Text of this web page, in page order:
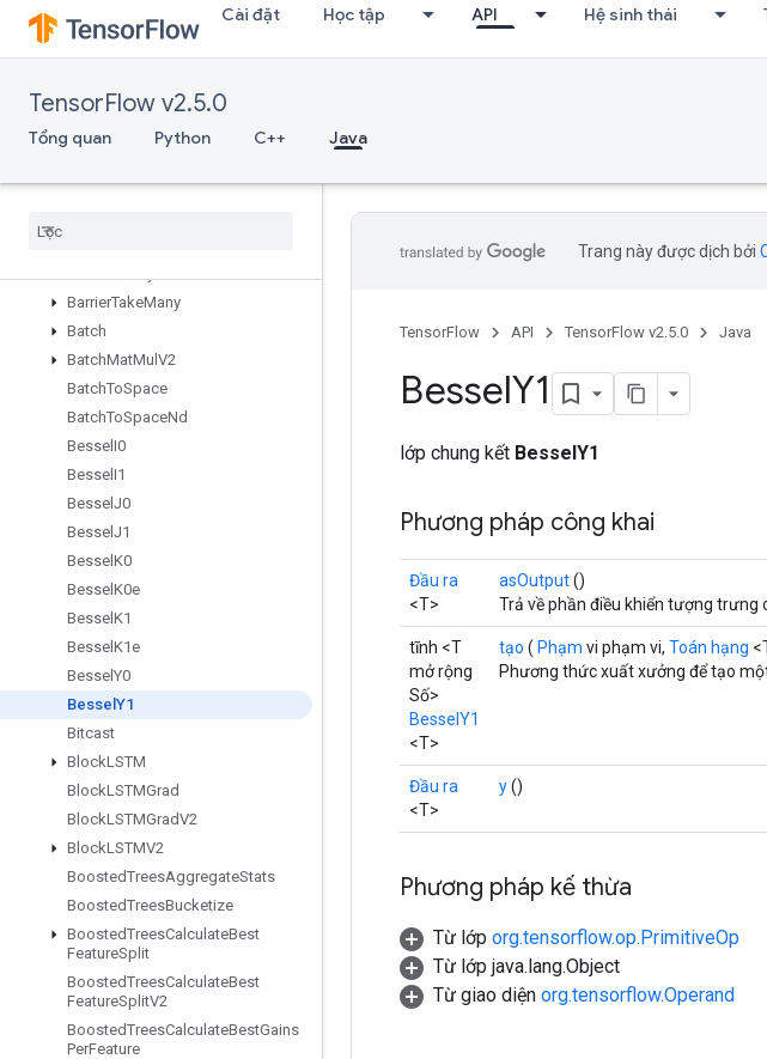
Cài đặt Học tập API Hệ sinh thái
TensorFlow v2.5.0
Tổng quan Python C++ Java
AssignSub
AssignSubVariableOp
AutoShardDataset
BandedTriangularSolve
BarrierClose
BarrierTakeMany
Batch
BatchMatMul V2
BatchToSpace
BatchToSpaceNd
Bessel I0
Bessel I1
Bessel J0
Bessel J1
Bessel K0
Bessel K0e
Bessel K1
Bessel K1e
Bessel Y0
Bessel Y1
Bitcast
BlockLSTM
BlockLSTMGrad
BlockLSTMGradV2
BlockLSTMV2
BoostedTreesAggregateStats
BoostedTreesBucketize
BoostedTreesCalculateBest
FeatureSplit
BoostedTreesCalculateBest
FeatureSplitV2
BoostedTreesCalculateBestGains
PerFeature
Trang này được dịch bởi
TensorFlow API TensorFlow v2.5.0 Java
BesselY1
lớp chung kết BesselY1
Phương pháp công khai
Đầu ra
<T>
asOutput()
Trả về phần điều khiển tượng trưng
tĩnh <T
mở rộng
Số>
BesselY1
<T>
tạo ( Phạm vi phạm vi, Toán hạng
Phương thức xuất xưởng để tạo
Đầu ra
<T>
y()
Phương pháp kế thừa
Từ lớp org.tensorflow.op.PrimitiveOp
Từ lớp java.lang.Object
Từ giao diện org.tensorflow.Operand